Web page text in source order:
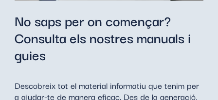
No puc pagar amb targeta. Què faig?
Com descarregue el certificat de Representant en
suport programari?
programari, però no tinc certificat de l’ACCV.
No saps per on començar?
Consulta els nostres manuals i
guies
Descobreix tot el material informatiu que tenim per
a ajudar-te de manera eficaç. Des de la generació,